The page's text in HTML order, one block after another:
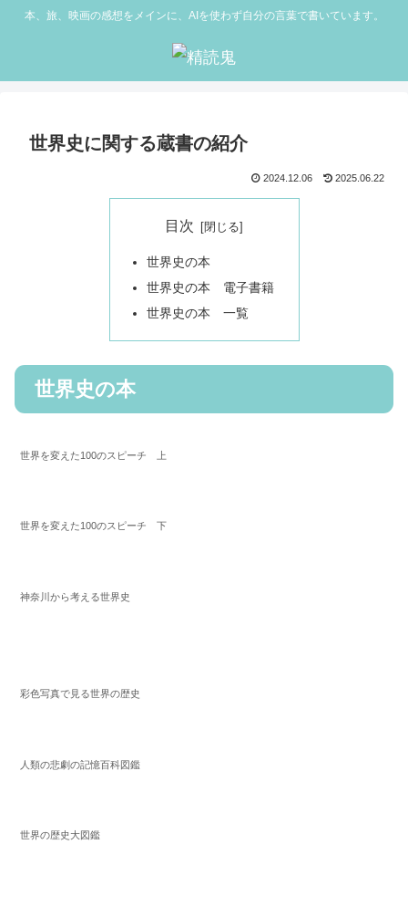
本、旅、映画の感想をメインに、AIを使わず自分の言葉で書いています。
世界史に関する蔵書の紹介
2024.12.06 2025.06.22
目次
世界史の本
世界史の本 電子書籍
世界史の本 一覧
世界史の本
世界を変えた100のスピーチ 上
世界を変えた100のスピーチ 下
神奈川から考える世界史
彩色写真で見る世界の歴史
人類の悲劇の記憶百科図鑑
世界の歴史大図鑑